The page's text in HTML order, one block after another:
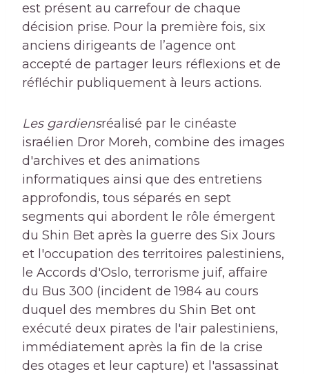
est présent au carrefour de chaque
décision prise. Pour la première fois, six
anciens dirigeants de l’agence ont
accepté de partager leurs réflexions et de
réfléchir publiquement à leurs actions.
Les gardiensréalisé par le cinéaste
israélien Dror Moreh, combine des images
d'archives et des animations
informatiques ainsi que des entretiens
approfondis, tous séparés en sept
segments qui abordent le rôle émergent
du Shin Bet après la guerre des Six Jours
et l'occupation des territoires palestiniens,
le Accords d'Oslo, terrorisme juif, affaire
du Bus 300 (incident de 1984 au cours
duquel des membres du Shin Bet ont
exécuté deux pirates de l'air palestiniens,
immédiatement après la fin de la crise
des otages et leur capture) et l'assassinat